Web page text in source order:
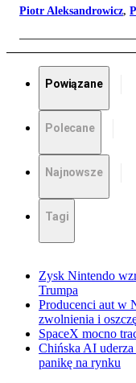
Piotr Aleksandrowicz,
Powiązane
Polecane
Najnowsze
Tagi
Zysk Nintendo
Trumpa
Producenci aut w
zwolnienia i
SpaceX mocno
Chińska AI
panikę na rynku